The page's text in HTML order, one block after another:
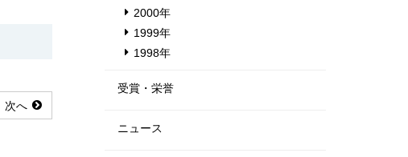
次へ
2000年
1999年
1998年
受賞・栄誉
ニュース